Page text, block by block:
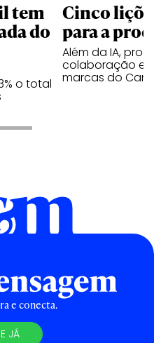
tem
do
o total
Cinco
para a
Além da IA,
colaboração e
marcas do
e conecta.
JÁ